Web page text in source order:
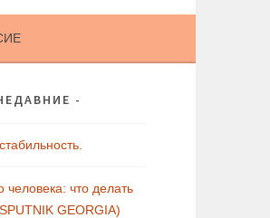
человека: что делать
GEORGIA)